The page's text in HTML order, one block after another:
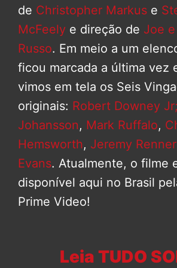
de Christopher Markus e
McFeely e direção de Joe
Russo. Em meio a um
ficou marcada a última vez
vimos em tela os Seis
originais: Robert Downey Jr;
Johansson, Mark Ruffalo,
Hemsworth, Jeremy Renner
Evans. Atualmente, o filme
disponível aqui no Brasil
Prime Video!
Leia TUDO